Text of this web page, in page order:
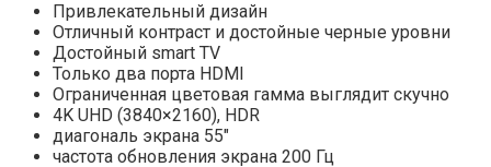
Привлекательный дизайн
Отличный контраст и достойные черные уровни
Достойный smart TV
Только два порта HDMI
Ограниченная цветовая гамма выглядит скучно
4K UHD (3840×2160), HDR
диагональ экрана 55″
частота обновления экрана 200 Гц